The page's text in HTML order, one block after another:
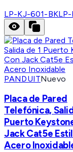
LP-KJ-601-BK
PANDUITNuevo
Placa de Pared
Telefónica,
Puerto
Jack Cat5e
Acero